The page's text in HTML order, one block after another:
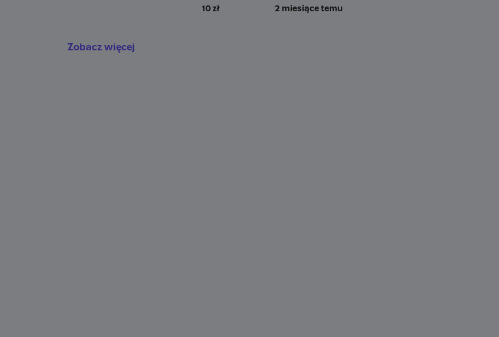
10 zł 2 miesiące temu
Zobacz więcej